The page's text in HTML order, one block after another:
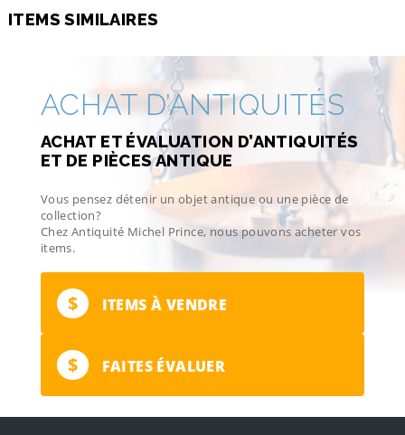
ITEMS SIMILAIRES
ACHAT D’ANTIQUITÉS
ACHAT ET ÉVALUATION D’ANTIQUITÉS
ET DE PIÈCES ANTIQUE
Vous pensez détenir un objet antique ou une pièce de
collection?
Chez Antiquité Michel Prince, nous pouvons acheter vos
items.
$ ITEMS À VENDRE
$ FAITES ÉVALUER